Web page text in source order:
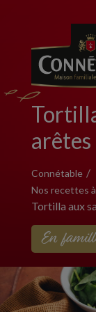
arêtes
Connétable
Nos recettes
Tortilla aux
En